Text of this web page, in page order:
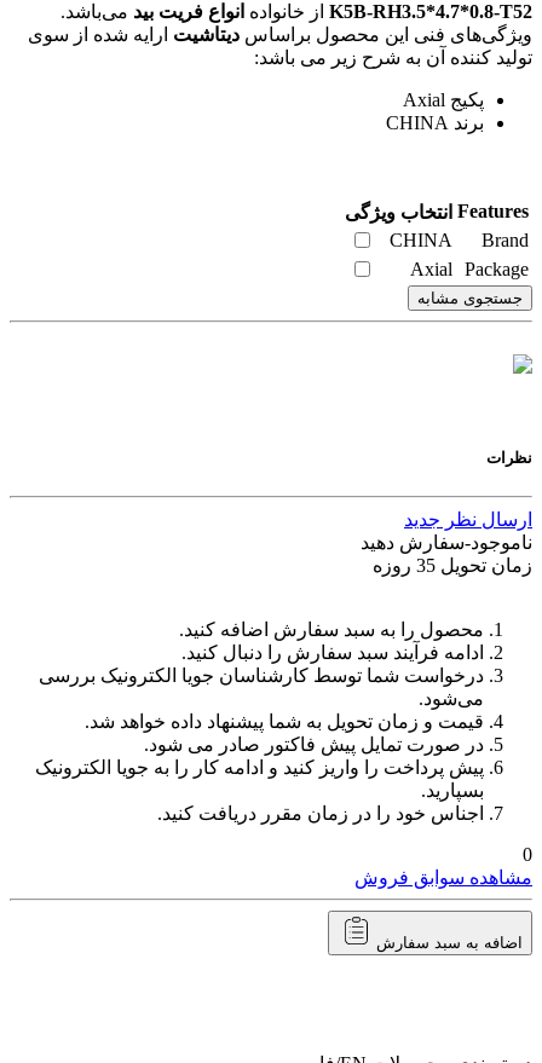
K5B-RH3.5*4.7*0.8-T52 از خانواده انواع فریت بید می‌باشد.
ویژگی‌های فنی این محصول براساس دیتاشیت ارایه شده از سوی
تولید کننده آن به شرح زیر می باشد:
پکیج Axial
برند CHINA
Features انتخاب ویژگی
Brand
CHINA
Package
Axial
جستجوی مشابه
نظرات
ارسال نظر جدید
ناموجود-سفارش دهید
زمان تحویل 35 روزه
محصول را به سبد سفارش اضافه کنید.
ادامه فرآیند سبد سفارش را دنبال کنید.
درخواست شما توسط کارشناسان جویا الکترونیک بررسی
می‌شود.
قیمت و زمان تحویل به شما پیشنهاد داده خواهد شد.
در صورت تمایل پیش فاکتور صادر می شود.
پیش پرداخت را واریز کنید و ادامه کار را به جویا الکترونیک
بسپارید.
اجناس خود را در زمان مقرر دریافت کنید.
0
مشاهده سوابق فروش
اضافه به سبد سفارش